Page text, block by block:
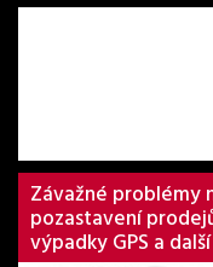
Závažné problémy
pozastavení
výpadky GPS a